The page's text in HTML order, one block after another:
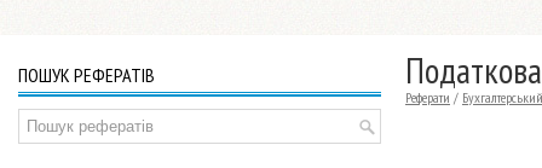
Реферати /
ПОШУК РЕФЕРАТІВ